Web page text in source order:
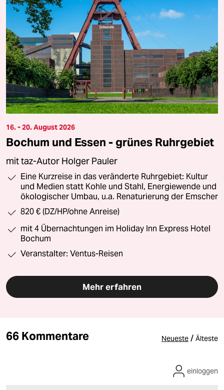
16. - 20. August 2026
Bochum und Essen - grünes Ruhrgebiet
mit taz-Autor Holger Pauler
Eine Kurzreise in das veränderte Ruhrgebiet: Kultur
und Medien statt Kohle und Stahl, Energiewende und
ökologischer Umbau, u.a. Renaturierung der Emscher
820 € (DZ/HP/ohne Anreise)
mit 4 Übernachtungen im Holiday Inn Express Hotel
Bochum
Veranstalter: Ventus-Reisen
Mehr erfahren
66 Kommentare Neueste / Älteste
einloggen